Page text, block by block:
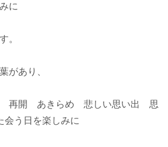
に
。
があり、
再開 あきらめ 悲しい思い出 思
う日を楽しみに